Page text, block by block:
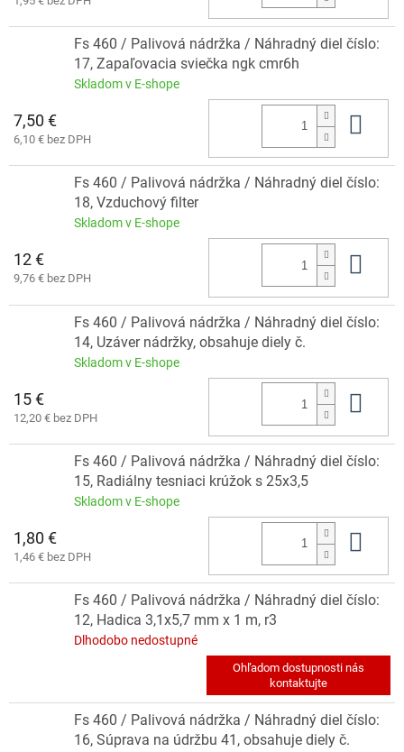
Fs 460 / Palivová nádržka / Náhradný diel číslo:
17, Zapaľovacia sviečka ngk cmr6h
Skladom v E-shope
7,50 €
6,10 € bez DPH
Fs 460 / Palivová nádržka / Náhradný diel číslo:
18, Vzduchový filter
Skladom v E-shope
12 €
9,76 € bez DPH
Fs 460 / Palivová nádržka / Náhradný diel číslo:
14, Uzáver nádržky, obsahuje diely č.
Skladom v E-shope
15 €
12,20 € bez DPH
Fs 460 / Palivová nádržka / Náhradný diel číslo:
15, Radiálny tesniaci krúžok s 25x3,5
Skladom v E-shope
1,80 €
1,46 € bez DPH
Fs 460 / Palivová nádržka / Náhradný diel číslo:
12, Hadica 3,1x5,7 mm x 1 m, r3
Dlhodobo nedostupné
Fs 460 / Palivová nádržka / Náhradný diel číslo:
16, Súprava na údržbu 41, obsahuje diely č.